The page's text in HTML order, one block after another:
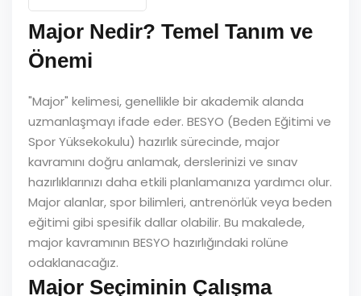
Major Nedir? Temel Tanım ve
Önemi
"Major" kelimesi, genellikle bir akademik alanda
uzmanlaşmayı ifade eder. BESYO (Beden Eğitimi ve
Spor Yüksekokulu) hazırlık sürecinde, major
kavramını doğru anlamak, derslerinizi ve sınav
hazırlıklarınızı daha etkili planlamanıza yardımcı olur.
Major alanlar, spor bilimleri, antrenörlük veya beden
eğitimi gibi spesifik dallar olabilir. Bu makalede,
major kavramının BESYO hazırlığındaki rolüne
odaklanacağız.
Major Seçiminin Çalışma